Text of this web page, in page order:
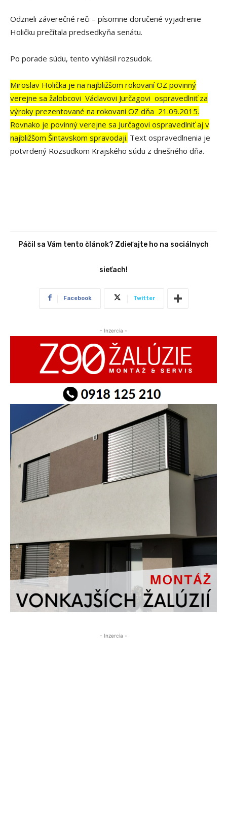
Odzneli záverečné reči – písomne doručené vyjadrenie
Holičku prečítala predsedkyňa senátu.
Po porade súdu, tento vyhlásil rozsudok.
Miroslav Holička je na najbližšom rokovaní OZ povinný
verejne sa žalobcovi Václavovi Jurčagovi ospravedlniť za
výroky prezentované na rokovaní OZ dňa 21.09.2015.
Rovnako je povinný verejne sa Jurčagovi ospravedlniť aj v
najbližšom Šintavskom spravodaji. Text ospravedlnenia je
potvrdený Rozsudkom Krajského súdu z dnešného dňa.
Páčil sa Vám tento článok? Zdieľajte ho na sociálnych
sieťach!
Facebook Twitter
- Inzercia -
- Inzercia -